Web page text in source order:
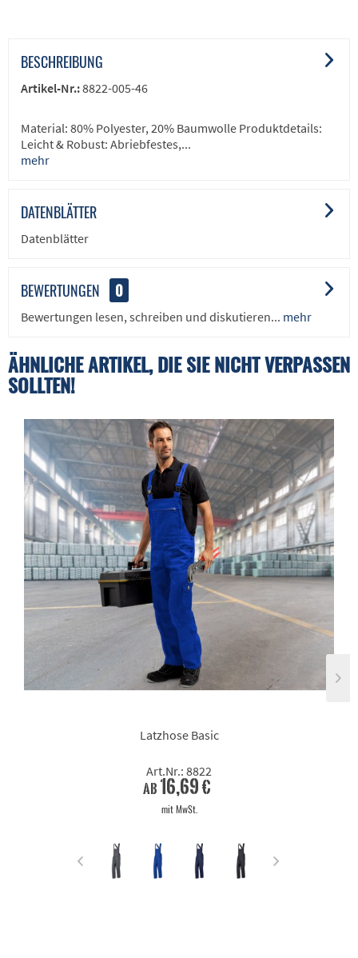
BESCHREIBUNG
Artikel-Nr.:8822-005-46
Material: 80% Polyester, 20% Baumwolle Produktdetails:
Leicht & Robust: Abriebfestes,...
mehr
DATENBLÄTTER
Datenblätter
BEWERTUNGEN 0
Bewertungen lesen, schreiben und diskutieren... mehr
ÄHNLICHE ARTIKEL, DIE SIE NICHT VERPASSEN
SOLLTEN!
Latzhose Basic
Art.Nr.: 8822
ab 16,69 €
mit MwSt.